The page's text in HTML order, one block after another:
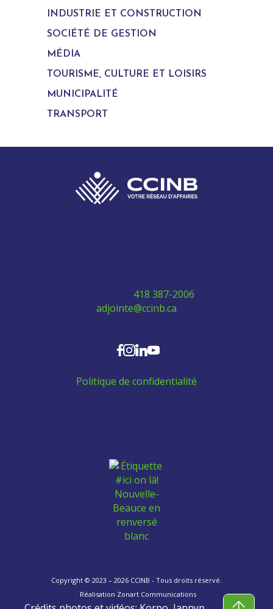
INDUSTRIE ET CONSTRUCTION
SOCIÉTÉ DE GESTION
MÉDIA
TOURISME, CULTURE ET LOISIRS
MUNICIPALITÉ
TRANSPORT
418 387-2006
adjointe@ccinb.ca
Politique de confidentialité
Copyright © 2023 – 2026 CCINB - Tous droits réservé.
Réalisation Zonart Communications